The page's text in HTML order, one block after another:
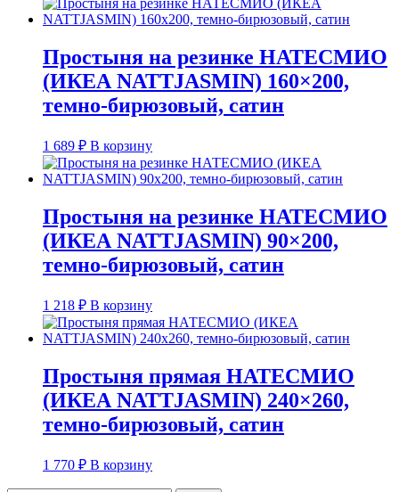
Простыня на резинке НАТЕСМИО
(ИКЕА NATTJASMIN) 160×200,
темно-бирюзовый, сатин
1 689 ₽ В корзину
Простыня на резинке НАТЕСМИО
(ИКЕА NATTJASMIN) 90×200,
темно-бирюзовый, сатин
1 218 ₽ В корзину
Простыня прямая НАТЕСМИО
(ИКЕА NATTJASMIN) 240×260,
темно-бирюзовый, сатин
1 770 ₽ В корзину